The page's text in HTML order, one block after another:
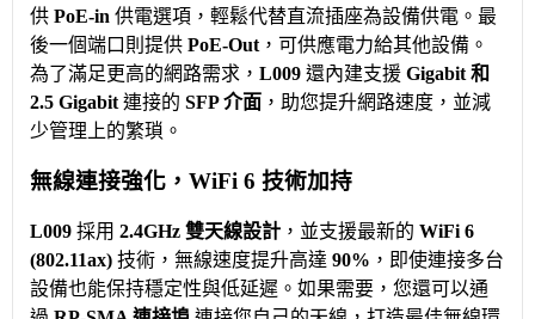
供 PoE-in 供電選項，輕鬆代替直流插座為設備供電。最
後一個端口則提供 PoE-Out，可供應電力給其他設備。
為了滿足更高的網路需求， L009 還內建支援 Gigabit 和
2.5 Gigabit連接的 SFP 介面 ，助您提升網路速度，並減
少管理上的繁瑣。
無線連接強化，WiFi 6 技術加持
L009 採用 2.4GHz 雙天線設計 ，並支援最新的 WiFi 6
(802.11ax) 技術，無線速度提升高達 90% ，即使連接多台
設備也能保持穩定性與低延遲。如果需要，您還可以通